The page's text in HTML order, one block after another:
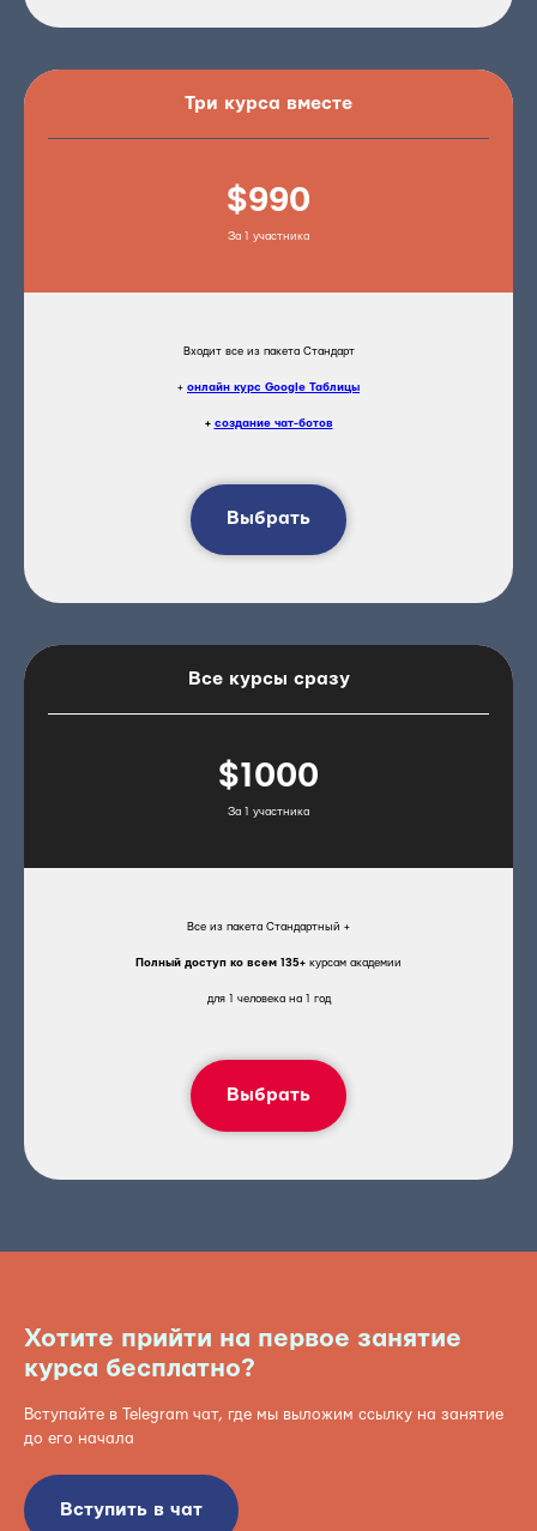
Три курса вместе
$990
За 1 участника
Входит все из пакета Стандарт
+ онлайн курс Google Таблицы
+ создание чат-ботов
Выбрать
Все курсы сразу
$1000
За 1 участника
Все из пакета Стандартный +
Полный доступ ко всем 135+ курсам академии
для 1 человека на 1 год
Выбрать
Хотите прийти на первое занятие
курса бесплатно?
Вступайте в Telegram чат, где мы выложим ссылку на занятие
до его начала
Вступить в чат